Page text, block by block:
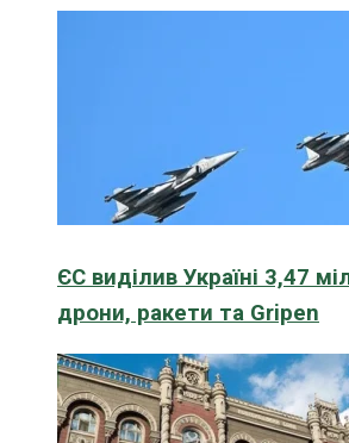
ЄС виділив Україні 3,47
дрони, ракети та Gripen